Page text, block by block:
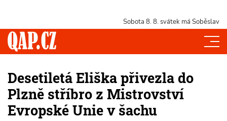
Sobota 8. 8. svátek má Soběslav
Desetiletá Eliška přivezla do
Plzně stříbro z Mistrovství
Evropské Unie v šachu